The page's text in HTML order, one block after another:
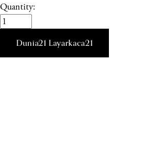
Quantity:
Dunia21 Layarkaca21